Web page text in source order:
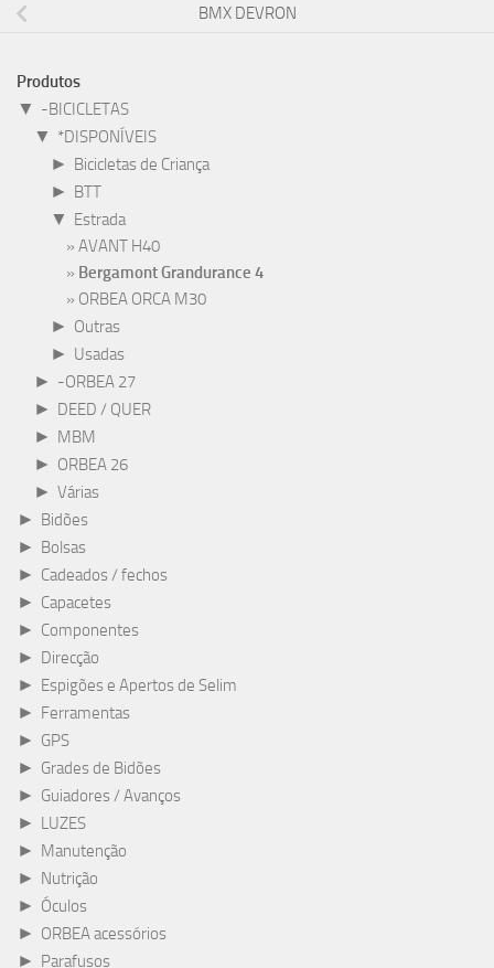
BMX DEVRON
Produtos
▼ -BICICLETAS
▼ *DISPONÍVEIS
► Bicicletas de Criança
► BTT
▼ Estrada
AVANT H40
Bergamont Grandurance 4
ORBEA ORCA M30
► Outras
► Usadas
► -ORBEA 27
► DEED / QUER
► MBM
► ORBEA 26
► Várias
► Bidões
► Bolsas
► Cadeados / fechos
► Capacetes
► Componentes
► Direcção
► Espigões e Apertos de Selim
► Ferramentas
► GPS
► Grades de Bidões
► Guiadores / Avanços
► LUZES
► Manutenção
► Nutrição
► Óculos
► ORBEA acessórios
► Parafusos